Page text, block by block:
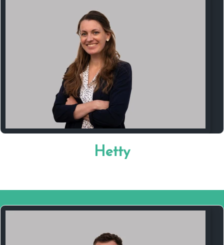
en moeder van Sara en Isa.
In het dagelijks leven werk ik in het ziekenhuis
en maak daar filmpjes van het hart. En
daarmee kan ik een mooi bruggetje maken
naar iets waarvan mijn eigen hart sneller
gaat kloppen.
Stichting Geven is Leven heeft mijn hart
omdat ik graag van betekenis wil zijn in het
Hetty
Mijn naam is Harry Kooistra en ik woon in